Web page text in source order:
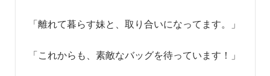
「離れて暮らす妹と、取り合いになってます。」
「これからも、素敵なバッグを待っています！」